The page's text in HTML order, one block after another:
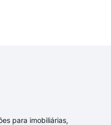
para imobiliárias,